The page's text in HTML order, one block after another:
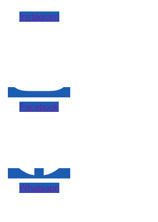
Instagram
Facebook
Whatsapp